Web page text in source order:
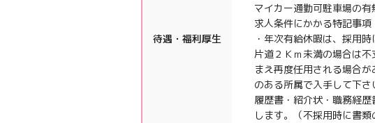
待遇・福利厚生
マイカー通勤可駐車場の有
求人条件にかかる特記事項
・年次有給休暇は、採用
片道２Ｋｍ未満の場合は
まえ再度任用される場合
のある所属で入手して下
履歴書・紹介状・職務経
します。（不採用時に書